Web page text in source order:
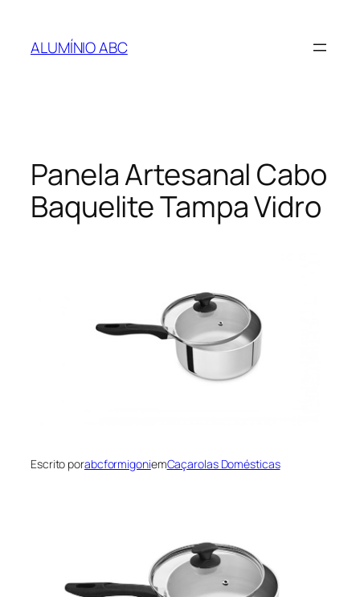
ALUMÍNIO ABC
Panela Artesanal Cabo
Baquelite Tampa Vidro
Escrito porabcformigoniemCaçarolas Domésticas